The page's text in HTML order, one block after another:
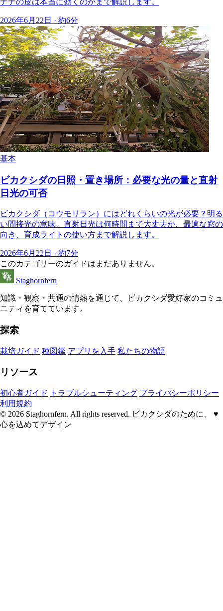
2026年6月22日 · 約6分
基本
ビカクシダの日照・置き場所：必要な光の量と直射
日光の可否
ビカクシダ（コウモリラン）にはどれくらいの光が必要？明る
い間接光の意味、直射日光は何時間まで大丈夫か、最適な窓の
向き、育成ライトの使い方まで解説します。
2026年6月22日 · 約7分
このカテゴリーのガイドはまだありません。
Staghornfern
知識・観察・共通の情熱を通じて、ビカクシダ愛好家のコミュ
ニティを育てています。
探索
栽培ガイド 種図鑑 アプリを入手 私たちの物語
リソース
初心者ガイド トラブルシューティング プライバシーポリシー
利用規約
© 2026 Staghornfern. All rights reserved. ビカクシダのために、 ♥
心を込めてデザイン